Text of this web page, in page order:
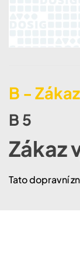
B -
B 5
Zákaz
Tato dopravní